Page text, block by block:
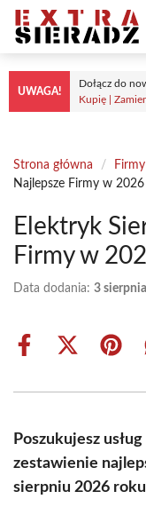
Przejdź
treści
UWAGA!
Dołącz do
Kupię |
Strona główna / Firmy
Najlepsze Firmy w
Elektryk
Firmy w
Data dodania: 3
Share
Share
(Twitter)
Share
Poszukujesz
zestawienie
sierpniu 2026